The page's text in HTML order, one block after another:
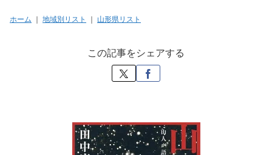
ホーム 地域別リスト 山形県リスト
この記事をシェアする